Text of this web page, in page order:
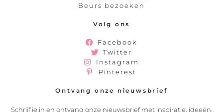
Beurs bezoeken
Volg ons
Facebook
Twitter
Instagram
Pinterest
Ontvang onze nieuwsbrief
Schrijf je in en ontvang onze nieuwsbrief met inspiratie, ideeën,